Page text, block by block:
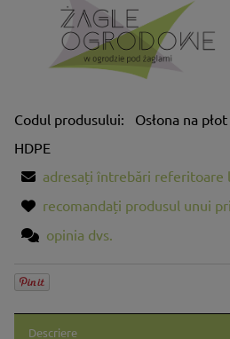
Codul produsului:
Osłona na płot
HDPE
adresați întrebări referitoare
recomandați produsul unui
opinia dvs.
Descriere